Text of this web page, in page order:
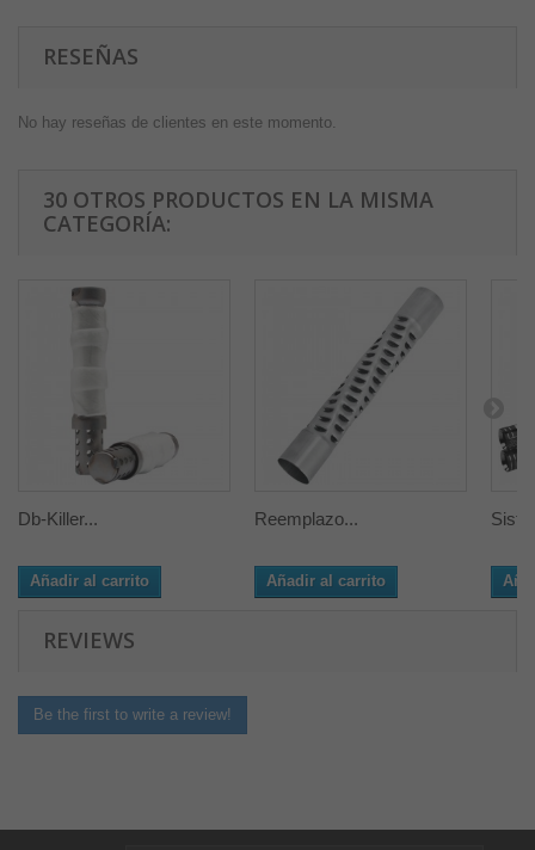
RESEÑAS
No hay reseñas de clientes en este momento.
30 OTROS PRODUCTOS EN LA MISMA
CATEGORÍA:
Db-Killer...
Añadir al carrito
Reemplazo...
Añadir al carrito
REVIEWS
Be the first to write a review!